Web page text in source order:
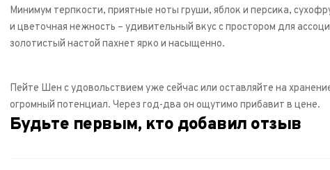
Минимум терпкости, приятные ноты груши, яблок и персика,
и цветочная нежность – удивительный вкус с простором для
золотистый настой пахнет ярко и насыщенно.
Пейте Шен с удовольствием уже сейчас или оставляйте на
огромный потенциал. Через год-два он ощутимо прибавит в цене.
Будьте первым, кто добавил отзыв